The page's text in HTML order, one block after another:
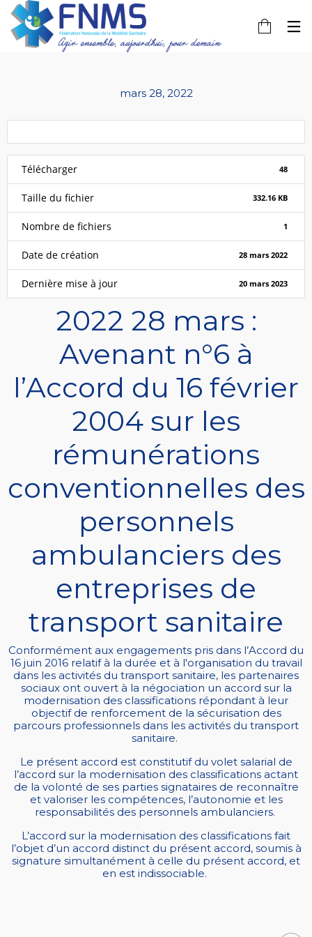
mars 28, 2022
Télécharger 48
Taille du fichier 332.16 KB
Nombre de fichiers 1
Date de création 28 mars 2022
Dernière mise à jour 20 mars 2023
2022 28 mars :
Avenant n°6 à
l’Accord du 16 février
2004 sur les
rémunérations
conventionnelles des
personnels
ambulanciers des
entreprises de
transport sanitaire
Conformément aux engagements pris dans l’Accord du
16 juin 2016 relatif à la durée et à l'organisation du travail
dans les activités du transport sanitaire, les partenaires
sociaux ont ouvert à la négociation un accord sur la
modernisation des classifications répondant à leur
objectif de renforcement de la sécurisation des
parcours professionnels dans les activités du transport
sanitaire.
Le présent accord est constitutif du volet salarial de
l’accord sur la modernisation des classifications actant
de la volonté de ses parties signataires de reconnaître
et valoriser les compétences, l’autonomie et les
responsabilités des personnels ambulanciers.
L’accord sur la modernisation des classifications fait
l’objet d’un accord distinct du présent accord, soumis à
signature simultanément à celle du présent accord, et
en est indissociable.